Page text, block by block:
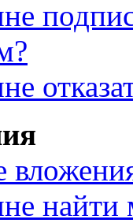
найти